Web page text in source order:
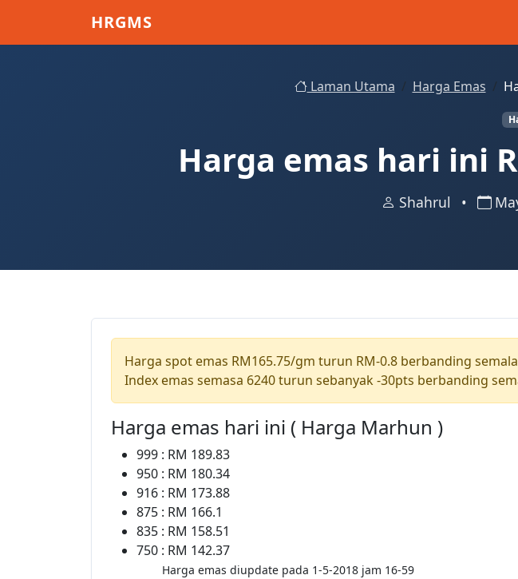
HRGMS
Laman Utama Harga Emas
Harga emas hari ini
Shahrul •
Harga spot emas RM165.75/gm turun RM-0.8 berbanding
Index emas semasa 6240 turun sebanyak -30pts berbanding
Harga emas hari ini ( Harga Marhun )
999 : RM 189.83
950 : RM 180.34
916 : RM 173.88
875 : RM 166.1
835 : RM 158.51
750 : RM 142.37
Harga emas diupdate pada 1-5-2018 jam 16-59